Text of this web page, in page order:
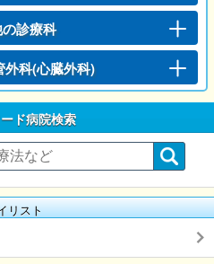
診療科
外科(心臓外科)
ド病院検索
リスト